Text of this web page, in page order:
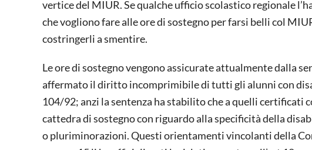
vertice del MIUR. Se qualche ufficio scolastico regionale
che vogliono fare alle ore di sostegno per farsi belli col
costringerli a smentire.
Le ore di sostegno vengono assicurate attualmente dalla
affermato il diritto incomprimibile di tutti gli alunni con
104/92; anzi la sentenza ha stabilito che a quelli certificati
cattedra di sostegno con riguardo alla specificità della
o pluriminorazioni. Questi orientamenti vincolanti della